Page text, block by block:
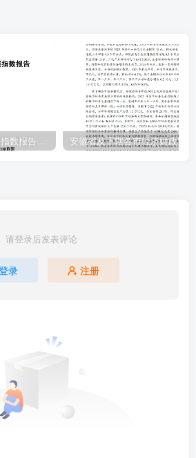
请登录后发表评论
录 注册